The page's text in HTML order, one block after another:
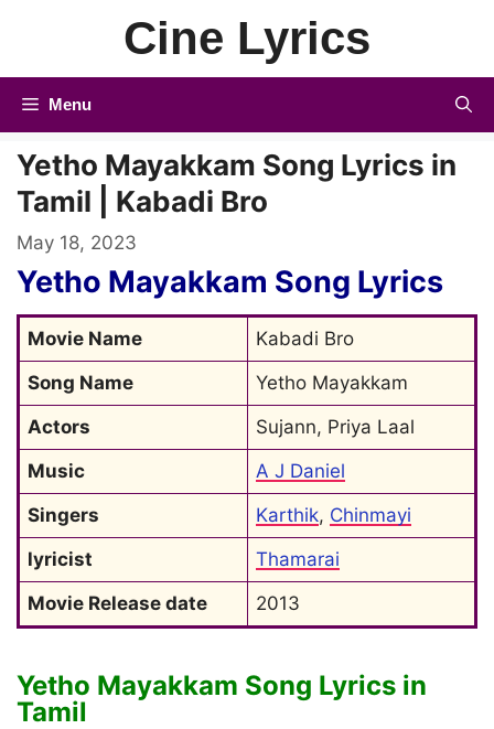
Cine Lyrics
Menu
Yetho Mayakkam Song Lyrics in
Tamil | Kabadi Bro
May 18, 2023
Yetho Mayakkam Song Lyrics
Movie Name
Kabadi Bro
Song Name
Yetho Mayakkam
Actors
Sujann, Priya Laal
Music
A J Daniel
Singers
Karthik, Chinmayi
lyricist
Thamarai
Movie Release date
2013
Yetho Mayakkam Song Lyrics in
Tamil